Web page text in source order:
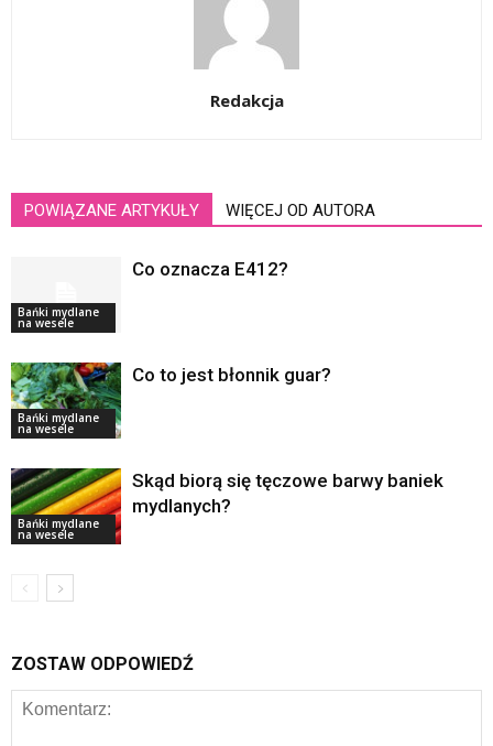
Redakcja
POWIĄZANE ARTYKUŁY WIĘCEJ OD AUTORA
Bańki mydlane
na wesele
Co oznacza E412?
Bańki mydlane
na wesele
Co to jest błonnik guar?
Bańki mydlane
na wesele
Skąd biorą się tęczowe barwy baniek
mydlanych?
ZOSTAW ODPOWIEDŹ